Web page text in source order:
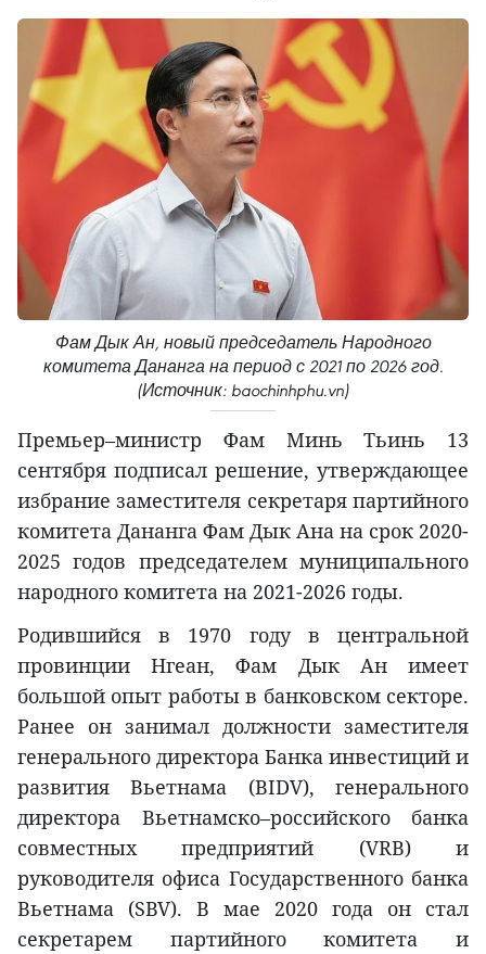
Фам Дык Ан, новый председатель Народного
комитета Дананга на период с 2021 по 2026 год.
(Источник: baochinhphu.vn)
Премьер–министр Фам Минь Тьинь 13
сентября подписал решение, утверждающее
избрание заместителя секретаря партийного
комитета Дананга Фам Дык Ана на срок 2020-
2025 годов председателем муниципального
народного комитета на 2021-2026 годы.
Родившийся в 1970 году в центральной
провинции Нгеан, Фам Дык Ан имеет
большой опыт работы в банковском секторе.
Ранее он занимал должности заместителя
генерального директора Банка инвестиций и
развития Вьетнама (BIDV), генерального
директора Вьетнамско–российского банка
совместных предприятий (VRB) и
руководителя офиса Государственного банка
Вьетнама (SBV). В мае 2020 года он стал
секретарем партийного комитета и